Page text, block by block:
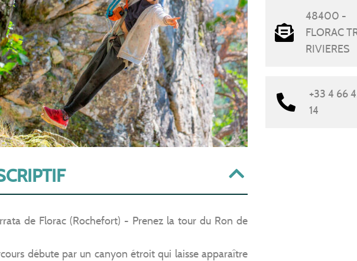
de Florac (Rochefort) - Prenez la tour du Ron de
débute par un canyon étroit qui laisse apparaître
48400 -
FLORAC
RIVIERES
+33 4 66
14